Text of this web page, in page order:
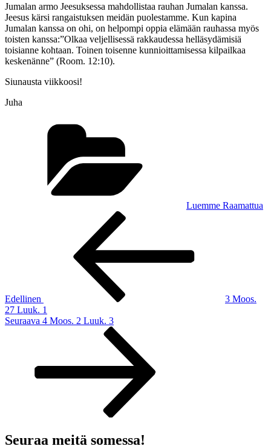
Jumalan armo Jeesuksessa mahdollistaa rauhan Jumalan kanssa.
Jeesus kärsi rangaistuksen meidän puolestamme. Kun kapina
Jumalan kanssa on ohi, on helpompi oppia elämään rauhassa myös
toisten kanssa:”Olkaa veljellisessä rakkaudessa helläsydämisiä
toisianne kohtaan. Toinen toisenne kunnioittamisessa kilpailkaa
keskenänne” (Room. 12:10).
Siunausta viikkoosi!
Juha
Luemme Raamattua
Edellinen
3 Moos.
27 Luuk. 1
Seuraava
Seuraava 4 Moos. 2 Luuk. 3
Seuraa meitä somessa!